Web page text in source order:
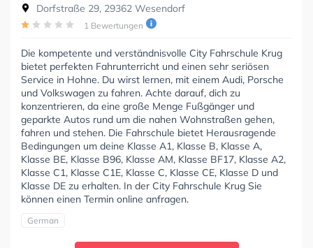
Dorfstraße 29, 29362 Wesendorf
1 Bewertungen
Die kompetente und verständnisvolle City Fahrschule Krug
bietet perfekten Fahrunterricht und einen sehr seriösen
Service in Hohne. Du wirst lernen, mit einem Audi, Porsche
und Volkswagen zu fahren. Achte darauf, dich zu
konzentrieren, da eine große Menge Fußgänger und
geparkte Autos rund um die nahen Wohnstraßen gehen,
fahren und stehen. Die Fahrschule bietet Herausragende
Bedingungen um deine Klasse A1, Klasse B, Klasse A,
Klasse BE, Klasse B96, Klasse AM, Klasse BF17, Klasse A2,
Klasse C1, Klasse C1E, Klasse C, Klasse CE, Klasse D und
Klasse DE zu erhalten. In der City Fahrschule Krug Sie
können einen Termin online anfragen.
German